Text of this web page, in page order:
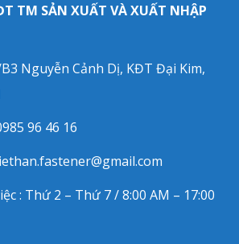
TM SẢN XUẤT VÀ XUẤT NHẬP
Nguyễn Cảnh Dị, KĐT Đại Kim,
96 46 16
: Thứ 2 – Thứ 7 / 8:00 AM – 17:00